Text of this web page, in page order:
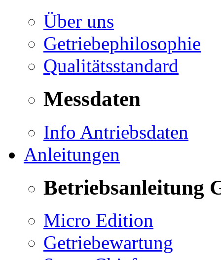
Über uns
Getriebephilosophie
Qualitätsstandard
Messdaten
Info Antriebsdaten
Anleitungen
Betriebsanleitung
Micro Edition
Getriebewartung